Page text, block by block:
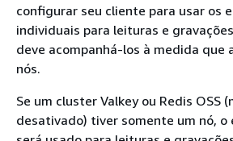
configurar seu cliente para usar os
individuais para leituras e
deve acompanhá-los à medida que
nós.
Se um cluster Valkey ou Redis OSS
desativado) tiver somente um nó, o